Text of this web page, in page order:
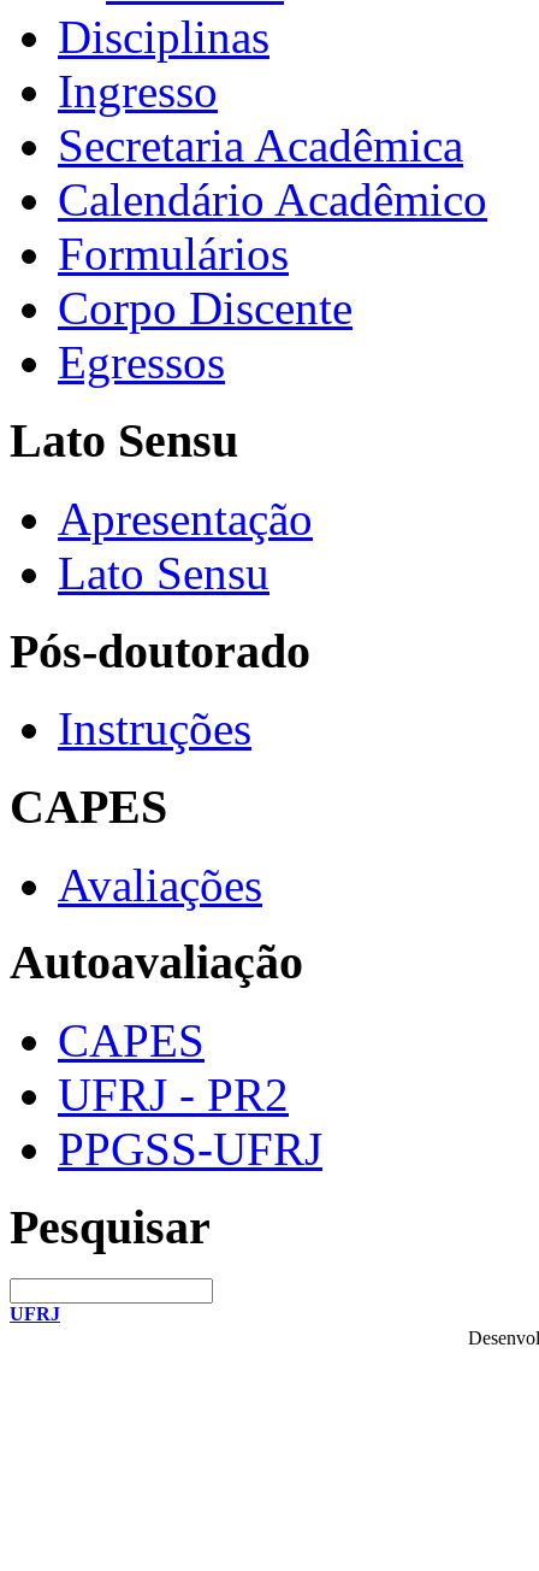
Disciplinas
Ingresso
Secretaria Acadêmica
Calendário Acadêmico
Formulários
Corpo Discente
Egressos
Lato Sensu
Apresentação
Lato Sensu
Pós-doutorado
Instruções
CAPES
Avaliações
Autoavaliação
CAPES
UFRJ - PR2
PPGSS-UFRJ
Pesquisar
UFRJ